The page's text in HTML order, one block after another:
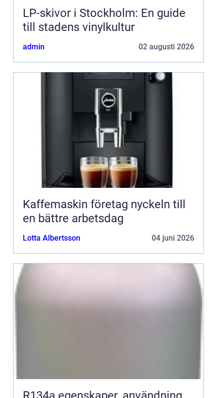
LP-skivor i Stockholm: En guide
till stadens vinylkultur
admin 02 augusti 2026
Kaffemaskin företag nyckeln till
en bättre arbetsdag
Lotta Albertsson 04 juni 2026